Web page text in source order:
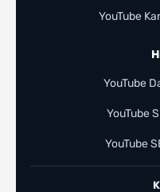
YouTube
YouTube
YouTube
YouTube